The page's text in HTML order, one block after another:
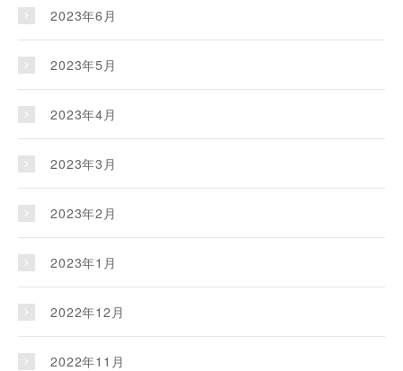
2023年6月
2023年5月
2023年4月
2023年3月
2023年2月
2023年1月
2022年12月
2022年11月